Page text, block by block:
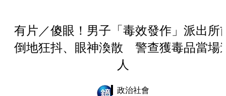
有片／傻眼！男子「毒效發作」派出所
倒地狂抖、眼神渙散 警查獲毒品當場
人
政治社會